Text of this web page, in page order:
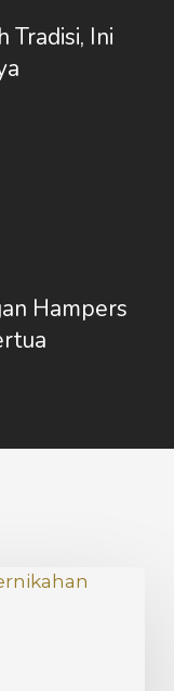
Tradisi, Ini
Hampers